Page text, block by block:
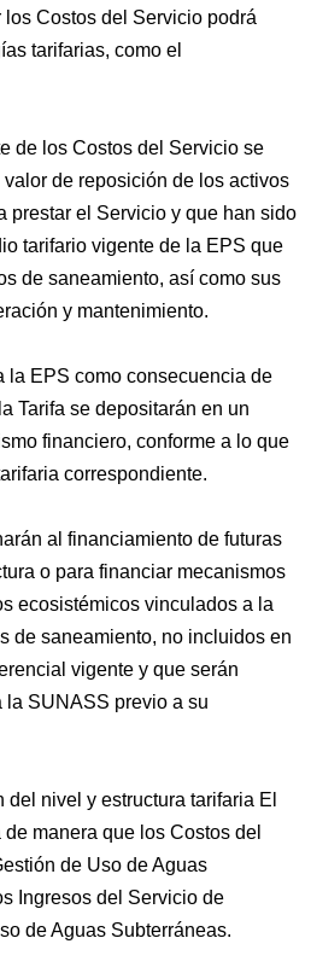
Costos del Servicio podrá
tarifarias, como el
de los Costos del Servicio se
de reposición de los activos
prestar el Servicio y que han sido
tarifario vigente de la EPS que
de saneamiento, así como sus
y mantenimiento.
la EPS como consecuencia de
Tarifa se depositarán en un
financiero, conforme a lo que
correspondiente.
al financiamiento de futuras
o para financiar mecanismos
ecosistémicos vinculados a la
de saneamiento, no incluidos en
vigente y que serán
la SUNASS previo a su
nivel y estructura tarifaria El
manera que los Costos del
de Uso de Aguas
Ingresos del Servicio de
de Aguas Subterráneas.